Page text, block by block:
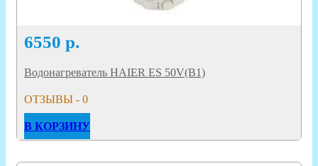
6550 р.
Водонагреватель HAIER ES 50V(B1)
ОТЗЫВЫ - 0
В КОРЗИНУ